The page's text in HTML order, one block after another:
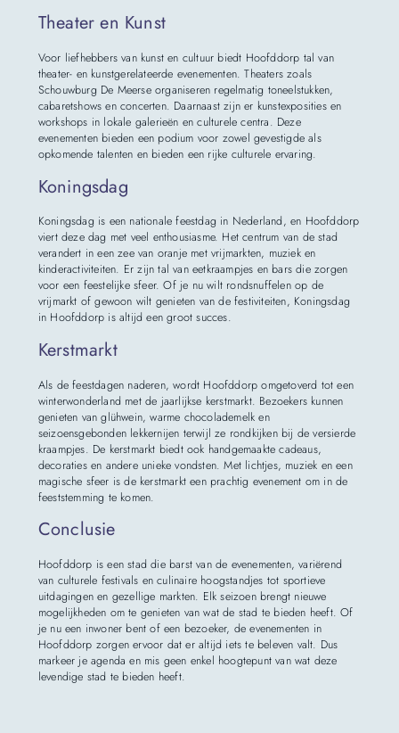
Theater en Kunst
Voor liefhebbers van kunst en cultuur biedt Hoofddorp tal van
theater- en kunstgerelateerde evenementen. Theaters zoals
Schouwburg De Meerse organiseren regelmatig toneelstukken,
cabaretshows en concerten. Daarnaast zijn er kunstexposities en
workshops in lokale galerieën en culturele centra. Deze
evenementen bieden een podium voor zowel gevestigde als
opkomende talenten en bieden een rijke culturele ervaring.
Koningsdag
Koningsdag is een nationale feestdag in Nederland, en Hoofddorp
viert deze dag met veel enthousiasme. Het centrum van de stad
verandert in een zee van oranje met vrijmarkten, muziek en
kinderactiviteiten. Er zijn tal van eetkraampjes en bars die zorgen
voor een feestelijke sfeer. Of je nu wilt rondsnuffelen op de
vrijmarkt of gewoon wilt genieten van de festiviteiten, Koningsdag
in Hoofddorp is altijd een groot succes.
Kerstmarkt
Als de feestdagen naderen, wordt Hoofddorp omgetoverd tot een
winterwonderland met de jaarlijkse kerstmarkt. Bezoekers kunnen
genieten van glühwein, warme chocolademelk en
seizoensgebonden lekkernijen terwijl ze rondkijken bij de versierde
kraampjes. De kerstmarkt biedt ook handgemaakte cadeaus,
decoraties en andere unieke vondsten. Met lichtjes, muziek en een
magische sfeer is de kerstmarkt een prachtig evenement om in de
feeststemming te komen.
Conclusie
Hoofddorp is een stad die barst van de evenementen, variërend
van culturele festivals en culinaire hoogstandjes tot sportieve
uitdagingen en gezellige markten. Elk seizoen brengt nieuwe
mogelijkheden om te genieten van wat de stad te bieden heeft. Of
je nu een inwoner bent of een bezoeker, de evenementen in
Hoofddorp zorgen ervoor dat er altijd iets te beleven valt. Dus
markeer je agenda en mis geen enkel hoogtepunt van wat deze
levendige stad te bieden heeft.